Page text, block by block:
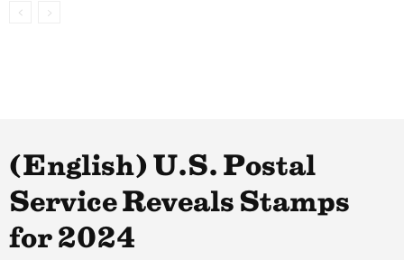
(English) U.S. Postal
Service Reveals Stamps
for 2024